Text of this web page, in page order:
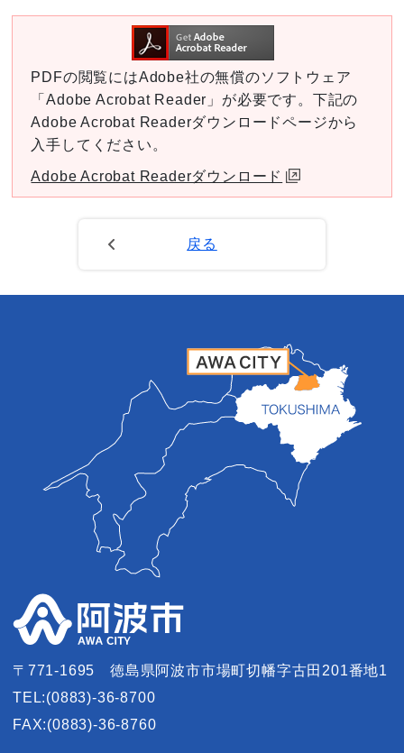
PDFの閲覧にはAdobe社の無償のソフトウェア
「Adobe Acrobat Reader」が必要です。下記の
Adobe Acrobat Readerダウンロードページから
入手してください。
Adobe Acrobat Readerダウンロード
戻る
〒771-1695
徳島県阿波市市場町切幡字古田201番地1
TEL:(0883)-36-8700
FAX:(0883)-36-8760